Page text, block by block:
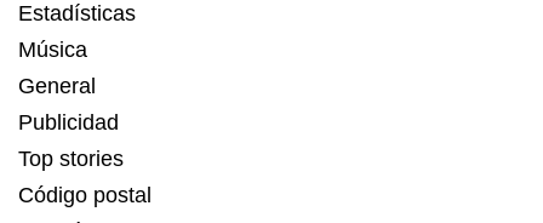
Estadísticas
Música
General
Publicidad
Top stories
Código postal